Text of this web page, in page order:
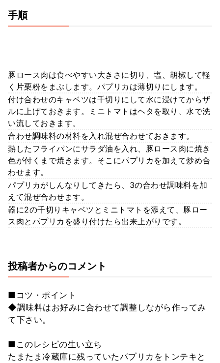
手順
豚ロース肉は食べやすい大きさに切り、塩、胡椒して軽
く片栗粉をまぶします。パプリカは薄切りにします。
付け合わせのキャベツは千切りにして水に浸けてからザ
ルに上げておきます。ミニトマトはヘタを取り、水で洗
い流しておきます。
合わせ調味料の材料を入れ混ぜ合わせておきます。
熱したフライパンにサラダ油を入れ、豚ロース肉に焼き
色が付くまで焼きます。そこにパプリカを加えて炒め合
わせます。
パプリカがしんなりしてきたら、3の合わせ調味料を加
えて混ぜ合わせます。
器に2の千切りキャベツとミニトマトを添えて、豚ロー
ス肉とパプリカを盛り付けたら出来上がりです。
投稿者からのコメント
■コツ・ポイント
◆調味料はお好みに合わせて調整しながら作ってみ
て下さい。
■このレシピの生い立ち
たまたま冷蔵庫に残っていたパプリカをトンテキと